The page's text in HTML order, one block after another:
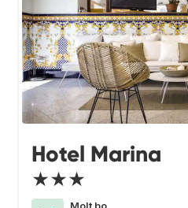
Hotel Marina
★★★